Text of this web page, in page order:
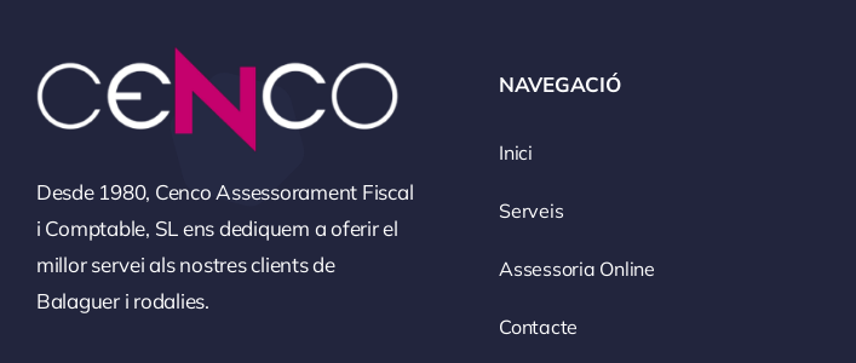
Desde 1980, Cenco Assessorament Fiscal
i Comptable, SL ens dediquem a oferir el
millor servei als nostres clients de
Balaguer i rodalies.
NAVEGACIÓ
Inici
Serveis
Assessoria Online
Contacte